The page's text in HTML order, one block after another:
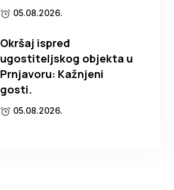
05.08.2026.
Okršaj ispred
ugostiteljskog objekta u
Prnjavoru: Kažnjeni
gosti.
05.08.2026.